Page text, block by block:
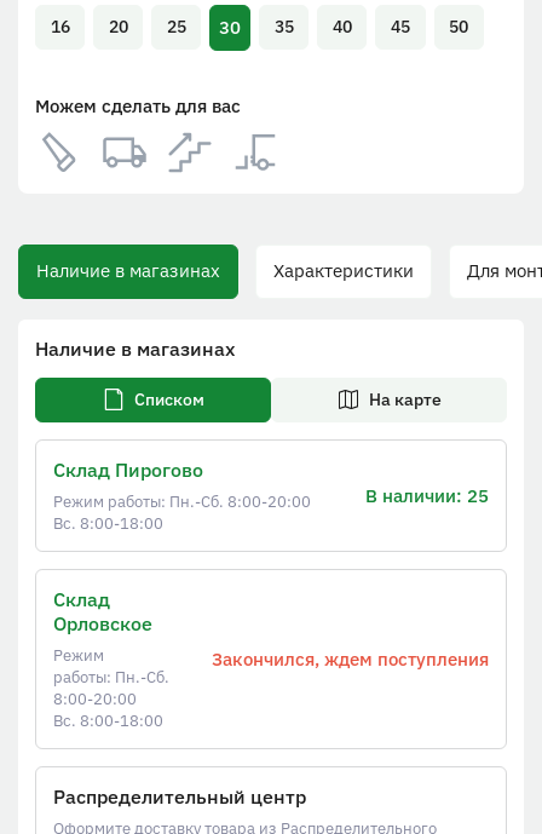
16 20 25 30 35 40 45 50
Можем сделать для вас
Наличие в магазинах Характеристики Для
Наличие в магазинах
Списком На карте
Склад Пирогово
Режим работы: Пн.-Сб. 8:00-20:00
Вс. 8:00-18:00
В наличии: 25
Склад
Орловское
Режим
работы: Пн.-Сб.
8:00-20:00
Вс. 8:00-18:00
Закончился, ждем поступления
Распределительный центр
Оформите доставку товара из Распределительного